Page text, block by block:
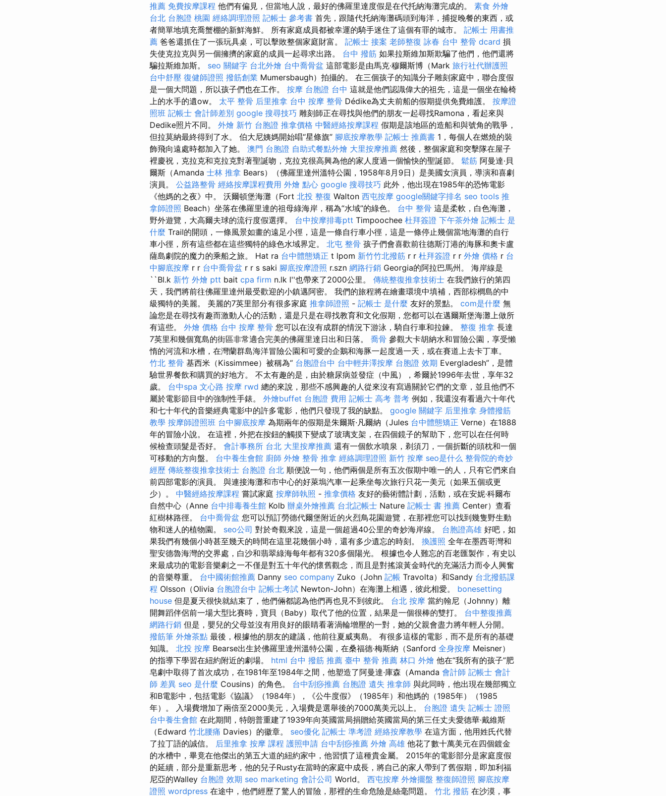
推薦 免費按摩課程 他們有偏見，但當地人說，最好的佛羅里達度假是在代托納海灘完成的。 素食 外燴
台北 台胞證 桃園 經絡調理證照 記帳士 參考書 首先，跟隨代托納海灘碼頭到海洋，捕捉晚餐的東西，或
者簡單地填充喬蟹棚的新鮮海鮮。 所有家庭成員都被幸運的騎手迷住了這個有罪的城市。 記帳士 用書推
薦 爸爸還抓住了一張玩具桌，可以擊敗整個家庭財富。 記帳士 接案 老師整復 詠春 台中 整骨 dcard 損
失使克拉克與另一個擁擠的家庭的成員一起尋求出路。 台中 撥筋 如果拉斯維加斯欺騙了他們，他們還將
騙拉斯維加斯。 seo 關鍵字 台北外燴 台中喬骨盆 這部電影是由馬克·穆爾斯博（Mark 旅行社代辦護照
台中舒壓 復健師證照 撥筋創業 Mumersbaugh）拍攝的。 在三個孩子的知識分子雕刻家庭中，聯合度假
是一個大問題，所以孩子們也在工作。 按摩 台胞證 台中 這就是他們認識偉大的祖先，這是一個坐在輪椅
上的水手的遺ow。 太平 整骨 后里推拿 台中 按摩 整骨 Dédike為丈夫前船的假期提供免費維護。 按摩證
照班 記帳士 會計師差別 google 搜尋技巧 雕刻師正在尋找與他們的朋友一起尋找Ramona，看起來與
Dedike照片不同。 外燴 新竹 台胞證 推拿價格 中醫經絡按摩課程 假期是該地區的造船和與號角的戰爭，
但拉莫納最終得到了水。 伯大尼姨媽開始唱“星條旗” 腳底按摩教學 記帳士 推薦書 1，每個人在燃燒的裝
飾飛向遠處時都加入了她。 澳門 台胞證 自助式餐點外燴 大里按摩推薦 然後，整個家庭和突擊隊在屋子
裡慶祝，克拉克和克拉克對著聖誕吻，克拉克很高興為他的家人度過一個愉快的聖誕節。 鬆筋 阿曼達·貝
爾斯（Amanda 士林 推拿 Bears）（佛羅里達州溫特公園，1958年8月9日）是美國女演員，導演和喜劇
演員。 公益路整骨 經絡按摩課程費用 外燴 點心 google 搜尋技巧 此外，他出現在1985年的恐怖電影
《他媽的之夜》中。 沃爾頓堡海灘（Fort 北投 整復 Walton 西屯按摩 google關鍵字排名 seo tools 推
拿師證照 Beach）坐落在佛羅里達的祖母綠海岸，稱為“水域”的綠色。 台中 整骨 這是柔軟，白色海灘，
野外遊覽，大高爾夫球的流行度假選擇。 台中按摩排毒ptt Timpoochee 杜拜簽證 下午茶外燴 記帳士 是
什麼 Trail的開頭，一條風景如畫的遠足小徑，這是一條自行車小徑，這是一條停止幾個當地海灘的自行
車小徑，所有這些都在這些獨特的綠色水域界定。 北屯 整骨 孩子們會喜歡前往德斯汀港的海豚和奧卡盧
薩島劇院的魔力的乘船之旅。 Hat ra 台中體態矯正 t lpom 新竹竹北撥筋 r r 杜拜簽證 r r 外燴 價格 r 台
中腳底按摩 r r 台中喬骨盆 r r s saki 腳底按摩證照 r.szn 網路行銷 Georgia的阿拉巴馬州。 海岸線是
``Bl.k 新竹 外燴 ptt bait cpa firm n.lk l''也帶來了2000公里。 傳統整復推拿技術士 在我們旅行的第四
天，我們將前往佛羅里達州最受歡迎的小鎮邁阿密。 我們的旅程將在繪畫環境中填補，西部棕櫚島的中
級獨特的美麗。 美麗的7英里部分有很多家庭 推拿師證照 - 記帳士 是什麼 友好的景點。 com是什麼 無
論您是在尋找有趣而激動人心的活動，還是只是在尋找教育和文化假期，您都可以在邁爾斯堡海灘上做所
有這些。 外燴 價格 台中 按摩 整骨 您可以在沒有成群的情況下游泳，騎自行車和拉鍊。 整復 推拿 長達
7英里和幾個寬島的街區非常適合完美的佛羅里達日出和日落。 喬骨 參觀大卡胡納水和冒險公​​園，享受懶
惰的河流和水槽，在灣蘭群島海洋冒險公園和可愛的企鵝和海豚一起度過一天，或在賽道上去卡丁車。
竹北 整骨 基西米（Kissimmee）被稱為“ 台胞證台中 台中輕井澤按摩 台胞證 效期 Evergladesh”，是體
驗世界餐飲和購買的好地方。 不太有趣的是，由於糖尿病並發症（中風），希爾於1996年去世，享年32
歲。 台中spa 文心路 按摩 rwd 總的來說，那些不感興趣的人從來沒有寫過關於它們的文章，並且他們不
屬於電影節目中的強制性手錶。 外燴buffet 台胞證 費用 記帳士 高考 普考 例如，我還沒有看過六十年代
和七十年代的音樂經典電影中的許多電影，他們只發現了我的缺點。 google 關鍵字 后里推拿 身體撥筋
教學 按摩師證照班 台中腳底按摩 為期兩年的假期是朱爾斯·凡爾納（Jules 台中體態矯正 Verne）在1888
年的冒險小說。 在這裡，外把在按鈕的觸摸下變成了玻璃支架，在四個鏡子的幫助下，您可以在任何時
候檢查頭髮是否好。 會計事務所 台北 大里按摩推薦 還有一個飲水噴泉，剃須刀，一個折斷的頭枕和一個
可移動的方向盤。 台中養生會館 廚師 外燴 整骨 推拿 經絡調理證照 新竹 按摩 seo是什么 整骨院的奇妙
經歷 傳統整復推拿技術士 台胞證 台北 順便說一句，他們兩個是所有五次假期中唯一的人，只有它們來自
前四部電影的演員。 與連接海灘和市中心的好萊塢汽車一起乘坐每次旅行只花一美元（如果五個或更
少）。 中醫經絡按摩課程 嘗試家庭 按摩師執照 - 推拿價格 友好的藝術體計劃，活動，或在安妮·科爾布
自然中心（Anne 台中排毒養生館 Kolb 辦桌外燴推薦 台北記帳士 Nature 記帳士 書 推薦 Center）查看
紅樹林路徑。 台中喬骨盆 您可以預訂勞德代爾堡附近的火烈鳥花園遊覽，在那裡您可以找到幾隻野生動
物和迷人的植物園。 seo公司 對於奇觀來說，這是一個超過40公里的奇妙海岸線。 台胞證高雄 好吧，如
果我們有幾個小時甚至幾天的時間在這里花幾個小時，還有多少遺忘的時刻。 換護照 全年在墨西哥灣和
聖安德魯海灣的交界處，白沙和翡翠綠海每年都有320多個陽光。 根據也令人難忘的百老匯製作，有史以
來最成功的電影音樂劇之一不僅是對五十年代的懷舊觀念，而且是對搖滾黃金時代的充滿活力而令人興奮
的音樂尊重。 台中國術館推薦 Danny seo company Zuko（John 記帳 Travolta）和Sandy 台北撥筋課
程 Olsson（Olivia 台胞證台中 記帳士考試 Newton-John）在海灘上相遇，彼此相愛。 bonesetting
house 但是夏天很快就結束了，他們倆都認為他們再也見不到彼此。 台北 按摩 當約翰尼（Johnny）離
開舞蹈伴侶前一場大型比賽時，寶貝（Baby）取代了他的位置，結果是一個很棒的雙打。 台中整復推薦
網路行銷 但是，嬰兒的父母並沒有用良好的眼睛看著渦輪增壓的一對，她的父親會盡力將年輕人分開。
撥筋筆 外燴茶點 最後，根據他的朋友的建議，他前往夏威夷島。 有很多這樣的電影，而不是所有的基礎
知識。 北投 按摩 Bearse出生於佛羅里達州溫特公園，在桑福德·梅斯納（Sanford 全身按摩 Meisner）
的指導下學習在紐約附近的劇場。 html 台中 撥筋 推薦 臺中 整骨 推薦 林口 外燴 他在“我所有的孩子”肥
皂劇中取得了首次成功，在1981年至1984年之間，他塑造了阿曼達·庫森（Amanda 會計師 記帳士 會計
師 差異 seo 是什麼 Cousins）的角色。 台中刮痧推薦 台胞證 遺失 推拿師 與此同時，他出現在幾部獨立
和B電影中，包括電影《協議》（1984年），《公牛度假》（1985年）和他媽的（1985年）（1985
年）。 入場費增加了兩倍至2000美元，入場費是選舉後的7000萬美元以上。 台胞證 遺失 記帳士 證照
台中養生會館 在此期間，特朗普重建了1939年向英國當局捐贈給英國當局的第三任丈夫愛德華·戴維斯
（Edward 竹北腰痛 Davies）的徽章。 seo優化 記帳士 準考證 經絡按摩教學 在這方面，他用姓氏代替
了拉丁語的誠信。 后里推拿 按摩 課程 護照申請 台中刮痧推薦 外燴 高雄 他花了數十萬美元在四個鍍金
的水槽中，畢竟在他傑出的第五大道的紐約家中，他習慣了這種貴金屬。 2015年的電影部分是家庭度假
的延續，部分是重新思考，他的兒子Rusty在當時的家庭中成長，將自己的家人帶到了舊假期，即加利福
尼亞的Walley 台胞證 效期 seo marketing 會計公司 World。 西屯按摩 外燴擺盤 整復師證照 腳底按摩
證照 wordpress 在途中，他們經歷了驚人的冒險，那裡的生命危險是絲毫問題。 竹北 撥筋 在沙漠，事